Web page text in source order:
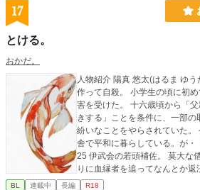
代のお話から今に繋がります
身、能力セックス等々
17
とける。
おかだ。
人物紹介 陽真 悠太(はるま ゆうた)(18)15 父親が闇金で借金を
作って自殺。 小学生の頃に初
害を受けた。 十六歳頃から「
きする」ことを条件に、一部
紛いなことをやらされていた。
舎で平和に暮らしている。が・・・ 喜島 芥(きじま か
25 伊武会の若頭補佐。 莫大な借金を作って逃げた父親の代わ
りに血縁者を追ってなんとか
も両親を闇金の借金地獄で亡く
BL 連載中 長編 R18